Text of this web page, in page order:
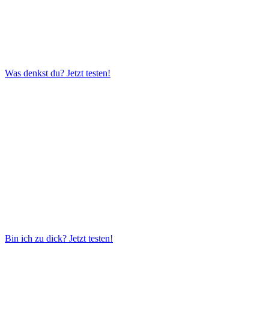
Was denkst du? Jetzt testen!
Bin ich zu dick? Jetzt testen!